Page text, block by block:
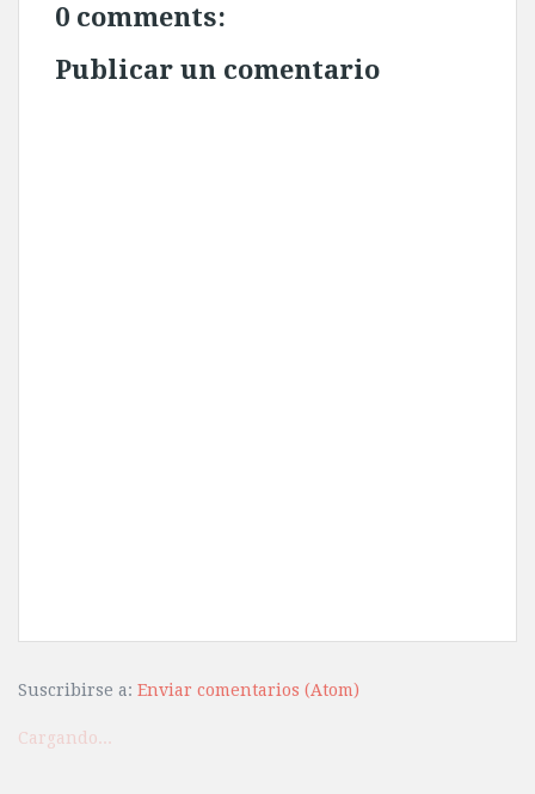
0 comments:
Publicar un comentario
Suscribirse a: Enviar comentarios (Atom)
Cargando...